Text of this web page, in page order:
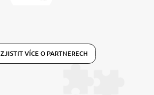
ZJISTIT VÍCE O PARTNERECH